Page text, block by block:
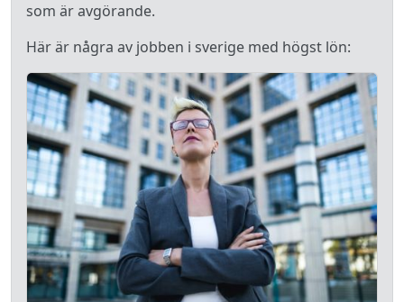
som är avgörande.
Här är några av jobben i sverige med högst lön: